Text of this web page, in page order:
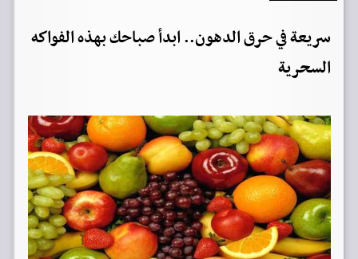
سريعة في حرق الدهون.. ابدأ صباحك بهذه الفواكه
السحرية